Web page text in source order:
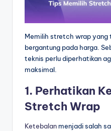
Memilih stretch wrap
bergantung pada harga.
teknis perlu diperhatikan
maksimal.
1. Perhatikan
Stretch Wrap
Ketebalanmenjadi salah